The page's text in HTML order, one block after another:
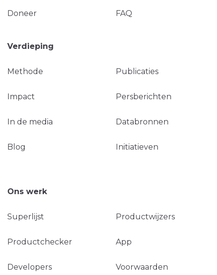
Doneer FAQ
Verdieping
Methode Publicaties
Impact Persberichten
In de media Databronnen
Blog Initiatieven
Ons werk
Superlijst Productwijzers
Productchecker App
Developers Voorwaarden